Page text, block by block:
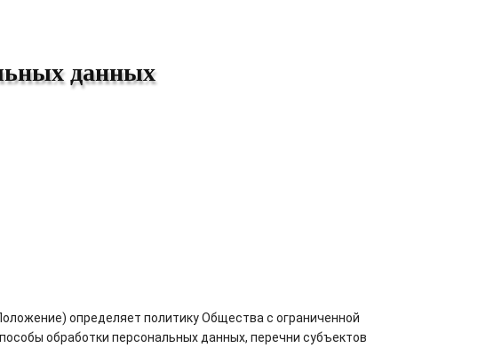
данных
определяет политику Общества с ограниченной
обработки персональных данных, перечни субъектов